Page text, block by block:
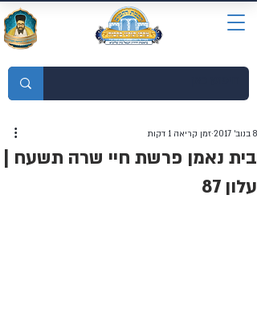
בית נאמן פרשת חיי שרה תשעח |
עלון 87
8 בנוב׳ 2017 זמן קריאה 1 דקות